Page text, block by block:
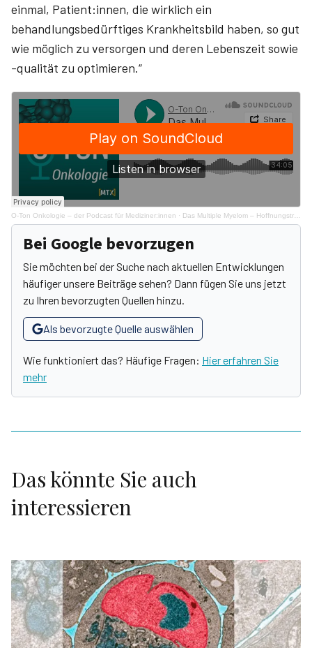
einmal, Patient:innen, die wirklich ein
behandlungsbedürftiges Krankheitsbild haben, so gut
wie möglich zu versorgen und deren Lebenszeit sowie
-qualität zu optimieren.“
O-Ton Onkologie – der Podcast für Mediziner:innen · Das Multiple Myelom – Hoffnungsträger Immunonkologie?
Bei Google bevorzugen
Sie möchten bei der Suche nach aktuellen Entwicklungen
häufiger unsere Beiträge sehen? Dann fügen Sie uns jetzt
zu Ihren bevorzugten Quellen hinzu.
Als bevorzugte Quelle auswählen
Wie funktioniert das? Häufige Fragen: Hier erfahren Sie
mehr
Das könnte Sie auch
interessieren